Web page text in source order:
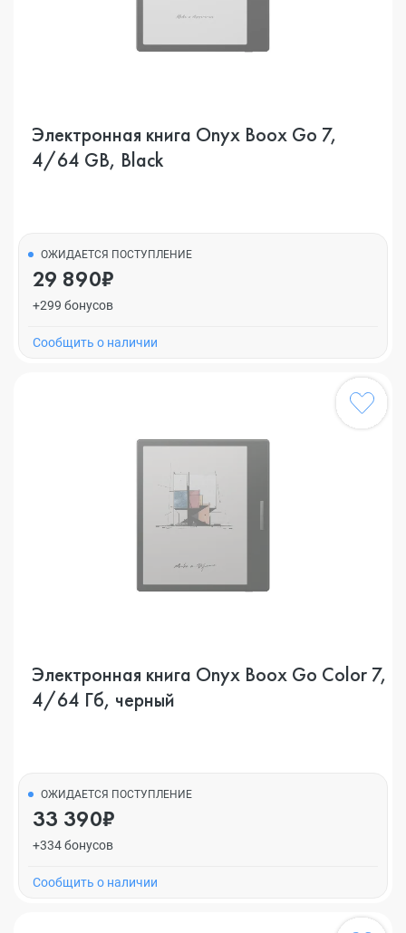
Электронная книга Onyx Boox Go 7,
4/64 GB, Black
ОЖИДАЕТСЯ ПОСТУПЛЕНИЕ
29 890₽
+299 бонусов
Cообщить о наличии
Электронная книга Onyx Boox Go Color 7,
4/64 Гб, черный
ОЖИДАЕТСЯ ПОСТУПЛЕНИЕ
33 390₽
+334 бонусов
Cообщить о наличии